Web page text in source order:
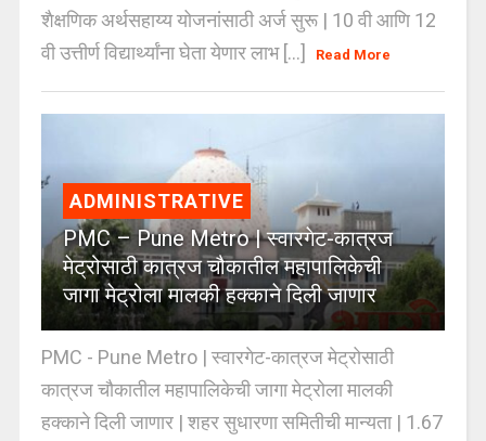
शैक्षणिक अर्थसहाय्य योजनांसाठी अर्ज सुरू | 10 वी आणि 12
वी उत्तीर्ण विद्यार्थ्यांना घेता येणार लाभ [...]
Read More
ADMINISTRATIVE
PMC – Pune Metro | स्वारगेट-कात्रज
मेट्रोसाठी कात्रज चौकातील महापालिकेची
जागा मेट्रोला मालकी हक्काने दिली जाणार
PMC - Pune Metro | स्वारगेट-कात्रज मेट्रोसाठी
कात्रज चौकातील महापालिकेची जागा मेट्रोला मालकी
हक्काने दिली जाणार | शहर सुधारणा समितीची मान्यता | 1.67